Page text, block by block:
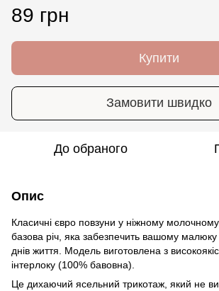
89 грн
Купити
Замовити швидко
До обраного
Опис
Класичні євро повзуни у ніжному
базова річ, яка забезпечить вашому
днів життя. Модель виготовлена з
інтерлоку (100% бавовна).
Це дихаючий ясельний трикотаж, який не